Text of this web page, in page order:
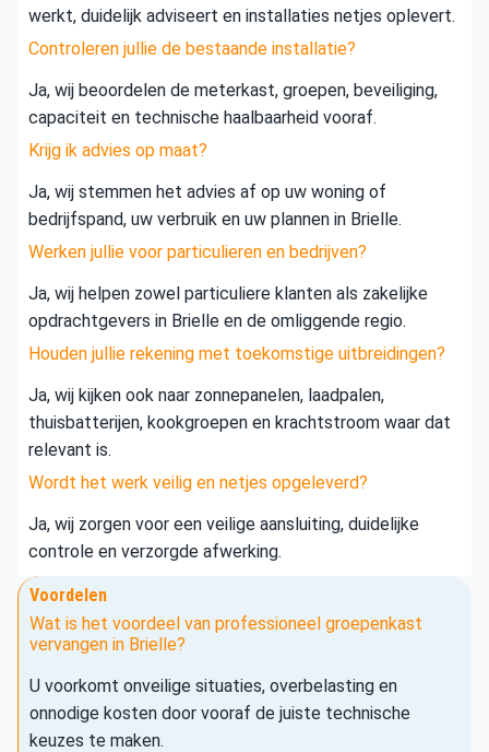
werkt, duidelijk adviseert en installaties netjes oplevert.
Controleren jullie de bestaande installatie?
Ja, wij beoordelen de meterkast, groepen, beveiliging,
capaciteit en technische haalbaarheid vooraf.
Krijg ik advies op maat?
Ja, wij stemmen het advies af op uw woning of
bedrijfspand, uw verbruik en uw plannen in Brielle.
Werken jullie voor particulieren en bedrijven?
Ja, wij helpen zowel particuliere klanten als zakelijke
opdrachtgevers in Brielle en de omliggende regio.
Houden jullie rekening met toekomstige uitbreidingen?
Ja, wij kijken ook naar zonnepanelen, laadpalen,
thuisbatterijen, kookgroepen en krachtstroom waar dat
relevant is.
Wordt het werk veilig en netjes opgeleverd?
Ja, wij zorgen voor een veilige aansluiting, duidelijke
controle en verzorgde afwerking.
Voordelen
Wat is het voordeel van professioneel groepenkast
vervangen in Brielle?
U voorkomt onveilige situaties, overbelasting en
onnodige kosten door vooraf de juiste technische
keuzes te maken.